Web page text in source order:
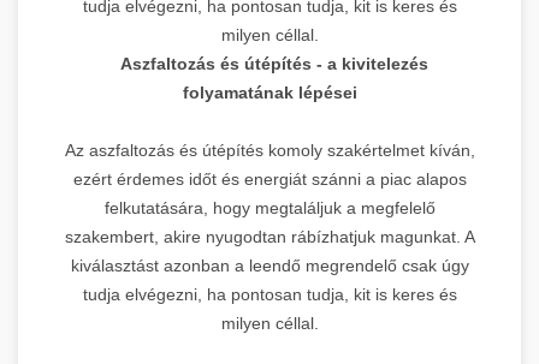
tudja elvégezni, ha pontosan tudja, kit is keres és
milyen céllal.
Aszfaltozás és útépítés - a kivitelezés
folyamatának lépései
Az aszfaltozás és útépítés komoly szakértelmet kíván,
ezért érdemes időt és energiát szánni a piac alapos
felkutatására, hogy megtaláljuk a megfelelő
szakembert, akire nyugodtan rábízhatjuk magunkat. A
kiválasztást azonban a leendő megrendelő csak úgy
tudja elvégezni, ha pontosan tudja, kit is keres és
milyen céllal.